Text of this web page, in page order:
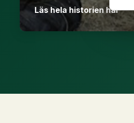
Läs hela historien här